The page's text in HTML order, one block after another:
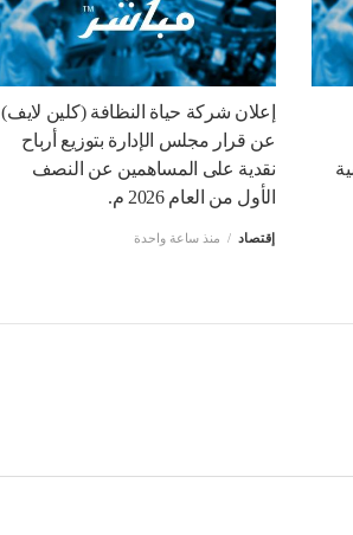
إعلان شركة حياة النظافة (كلين لايف)
عن قرار مجلس الإدارة بتوزيع أرباح
نقدية على المساهمين عن النصف
الأول من العام 2026 م.
إقتصاد منذ ساعة واحدة